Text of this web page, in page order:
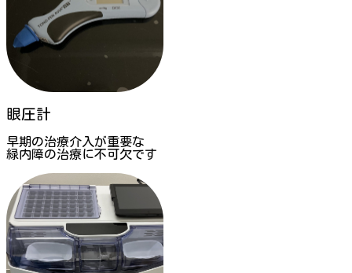
眼圧計
早期の治療介入が重要な
緑内障の治療に不可欠です